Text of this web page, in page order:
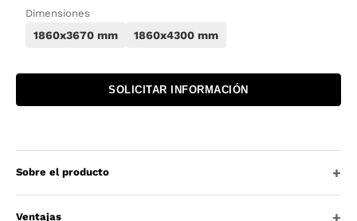
Dimensiones
1860x3670 mm 1860x4300 mm
SOLICITAR INFORMACIÓN
Sobre el producto
Ventajas